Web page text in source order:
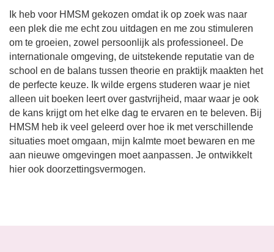
Ik heb voor HMSM gekozen omdat ik op zoek was naar
een plek die me echt zou uitdagen en me zou stimuleren
om te groeien, zowel persoonlijk als professioneel. De
internationale omgeving, de uitstekende reputatie van de
school en de balans tussen theorie en praktijk maakten het
de perfecte keuze. Ik wilde ergens studeren waar je niet
alleen uit boeken leert over gastvrijheid, maar waar je ook
de kans krijgt om het elke dag te ervaren en te beleven. Bij
HMSM heb ik veel geleerd over hoe ik met verschillende
situaties moet omgaan, mijn kalmte moet bewaren en me
aan nieuwe omgevingen moet aanpassen. Je ontwikkelt
hier ook doorzettingsvermogen.